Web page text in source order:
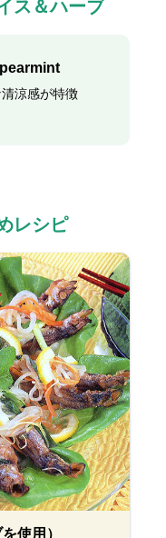
ス＆ハーブ
涼感が特徴
レシピ
使用）